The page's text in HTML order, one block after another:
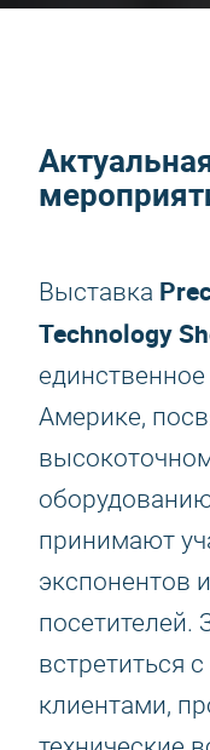
Выставка
Technology
Америке,
принимают
экспонентов
посетителей.
встретиться
клиентами,